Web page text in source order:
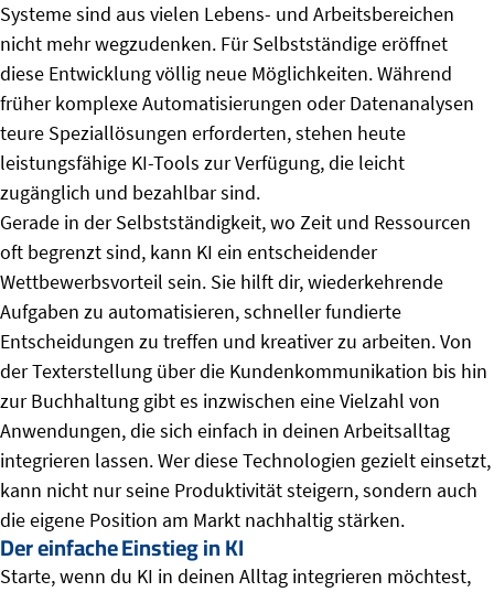
Systeme sind aus vielen Lebens- und Arbeitsbereichen
nicht mehr wegzudenken. Für Selbstständige eröffnet
diese Entwicklung völlig neue Möglichkeiten. Während
früher komplexe Automatisierungen oder Datenanalysen
teure Speziallösungen erforderten, stehen heute
leistungsfähige KI-Tools zur Verfügung, die leicht
zugänglich und bezahlbar sind.
Gerade in der Selbstständigkeit, wo Zeit und Ressourcen
oft begrenzt sind, kann KI ein entscheidender
Wettbewerbsvorteil sein. Sie hilft dir, wiederkehrende
Aufgaben zu automatisieren, schneller fundierte
Entscheidungen zu treffen und kreativer zu arbeiten. Von
der Texterstellung über die Kundenkommunikation bis hin
zur Buchhaltung gibt es inzwischen eine Vielzahl von
Anwendungen, die sich einfach in deinen Arbeitsalltag
integrieren lassen. Wer diese Technologien gezielt einsetzt,
kann nicht nur seine Produktivität steigern, sondern auch
die eigene Position am Markt nachhaltig stärken.
Der einfache Einstieg in KI
Starte, wenn du KI in deinen Alltag integrieren möchtest,